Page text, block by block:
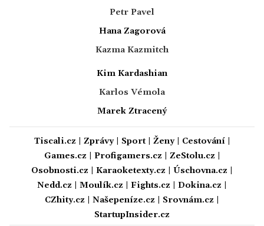
Petr Pavel
Hana Zagorová
Kazma Kazmitch
Kim Kardashian
Karlos Vémola
Marek Ztracený
Tiscali.cz Zprávy| Sport| Ženy| Cestování|
Games.cz
Profigamers.cz ZeStolu.cz
Osobnosti.cz
Karaoketexty.cz Úschovna.cz
Nedd.cz
Moulík.cz Fights.cz Dokina.cz
CZhity.cz
Našepeníze.cz Srovnám.cz
StartupInsider.cz